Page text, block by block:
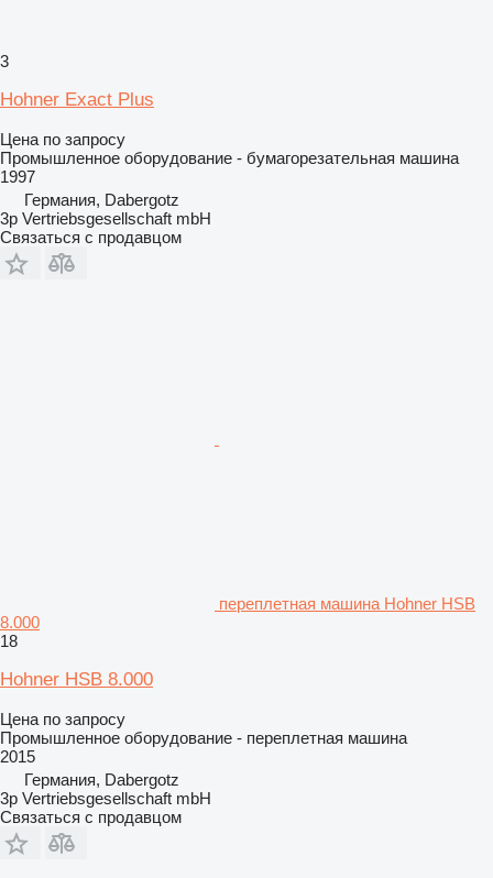
3
Hohner Exact Plus
Цена по запросу
Промышленное оборудование - бумагорезательная машина
1997
Германия, Dabergotz
3p Vertriebsgesellschaft mbH
Связаться с продавцом
переплетная машина Hohner HSB
8.000
18
Hohner HSB 8.000
Цена по запросу
Промышленное оборудование - переплетная машина
2015
Германия, Dabergotz
3p Vertriebsgesellschaft mbH
Связаться с продавцом